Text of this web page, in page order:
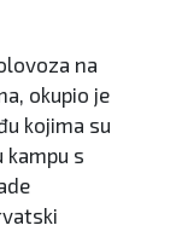
na
okupio je
kojima su
s